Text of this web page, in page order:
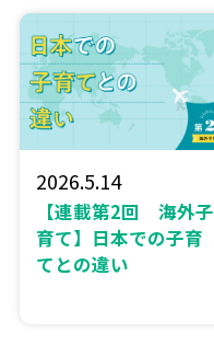
2026.5.14
【連載第2回 海外子
育て】日本での子育
てとの違い